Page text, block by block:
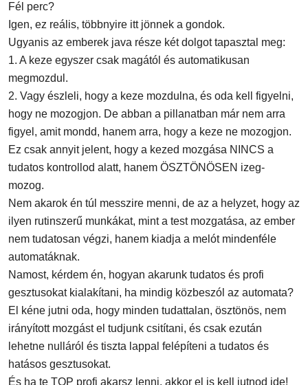
Fél perc?
Igen, ez reális, többnyire itt jönnek a gondok.
Ugyanis az emberek java része két dolgot tapasztal meg:
1. A keze egyszer csak magától és automatikusan
megmozdul.
2. Vagy észleli, hogy a keze mozdulna, és oda kell figyelni,
hogy ne mozogjon. De abban a pillanatban már nem arra
figyel, amit mondd, hanem arra, hogy a keze ne mozogjon.
Ez csak annyit jelent, hogy a kezed mozgása NINCS a
tudatos kontrollod alatt, hanem ÖSZTÖNÖSEN izeg-
mozog.
Nem akarok én túl messzire menni, de az a helyzet, hogy az
ilyen rutinszerű munkákat, mint a test mozgatása, az ember
nem tudatosan végzi, hanem kiadja a melót mindenféle
automatáknak.
Namost, kérdem én, hogyan akarunk tudatos és profi
gesztusokat kialakítani, ha mindig közbeszól az automata?
El kéne jutni oda, hogy minden tudattalan, ösztönös, nem
irányított mozgást el tudjunk csitítani, és csak ezután
lehetne nulláról és tiszta lappal felépíteni a tudatos és
hatásos gesztusokat.
És ha te TOP profi akarsz lenni, akkor el is kell jutnod ide!